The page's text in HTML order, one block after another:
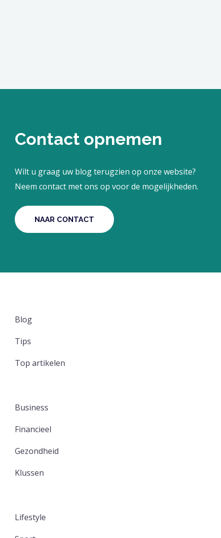
Blog
Tips
Top artikelen
Business
Financieel
Gezondheid
Klussen
Lifestyle
Contact opnemen
Wilt u graag uw blog terugzien op onze website?
Neem contact met ons op voor de mogelijkheden.
NAAR CONTACT